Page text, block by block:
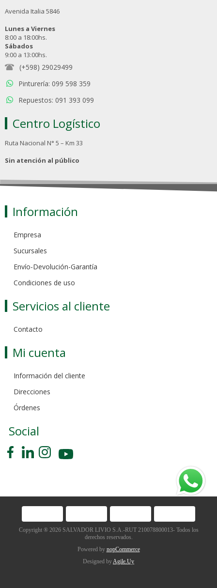
Avenida Italia 5846
Lunes a Viernes
8:00 a 18:00hs.
Sábados
9:00 a 13:00hs.
(+598) 29029499
Pinturería: 099 598 359
Repuestos: 091 393 099
Centro Logístico
Ruta Nacional N° 5 – Km 33
Sin atención al público
Información
Empresa
Sucursales
Envío-Devolución-Garantía
Condiciones de uso
Servicios al cliente
Contacto
Mi cuenta
Información del cliente
Direcciones
Órdenes
Social
Copyright ® 2026 SALVADOR LIVIO S.A.-RUT 210078800013- Todos los
derechos reservados.
Powered by nopCommerce
Designed byAgile.Uy